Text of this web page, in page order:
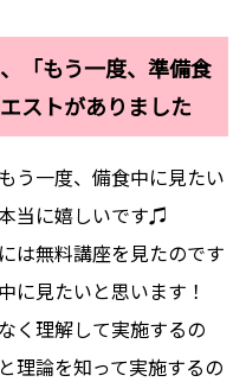
「もう一度、準備食
ストがありました
う一度、備食中に見たい
当に嬉しいです♫
は無料講座を見たのです
に見たいと思います！
く理解して実施するの
理論を知って実施するの